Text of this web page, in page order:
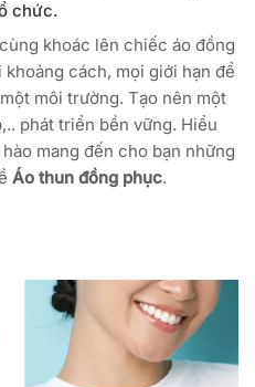
chức.
khoác lên chiếc áo đồng
cách, mọi giới hạn để
môi trường. Tạo nên một
phát triển bền vững. Hiểu
mang đến cho bạn những
Áo thun đồng phục.